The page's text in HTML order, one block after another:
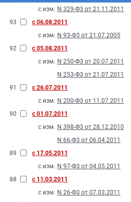
с изм. N 329-Ф3 от 21.11.2011
93
с 06.08.2011
с изм. N 93-Ф3 от 21.07.2005
92
с 05.08.2011
с изм. N 250-Ф3 от 20.07.2011
N 253-Ф3 от 21.07.2011
91
с 26.07.2011
с изм. N 200-Ф3 от 11.07.2011
90
с 01.07.2011
с изм. N 398-Ф3 от 28.12.2010
N 66-Ф3 от 06.04.2011
89
с 17.05.2011
с изм. N 97-Ф3 от 04.05.2011
88
с 11.03.2011
с изм. N 26-Ф3 от 07.03.2011